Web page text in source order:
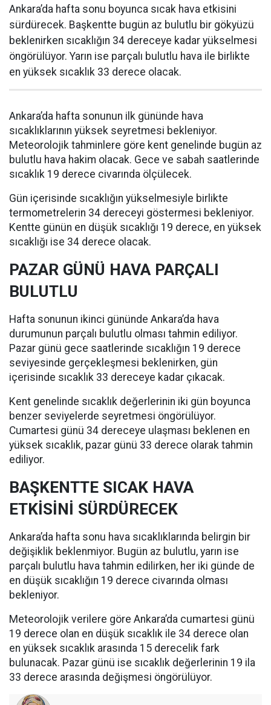
Ankara’da hafta sonu boyunca sıcak hava etkisini
sürdürecek. Başkentte bugün az bulutlu bir gökyüzü
beklenirken sıcaklığın 34 dereceye kadar yükselmesi
öngörülüyor. Yarın ise parçalı bulutlu hava ile birlikte
en yüksek sıcaklık 33 derece olacak.
Ankara’da hafta sonunun ilk gününde hava
sıcaklıklarının yüksek seyretmesi bekleniyor.
Meteorolojik tahminlere göre kent genelinde bugün az
bulutlu hava hakim olacak. Gece ve sabah saatlerinde
sıcaklık 19 derece civarında ölçülecek.
Gün içerisinde sıcaklığın yükselmesiyle birlikte
termometrelerin 34 dereceyi göstermesi bekleniyor.
Kentte günün en düşük sıcaklığı 19 derece, en yüksek
sıcaklığı ise 34 derece olacak.
PAZAR GÜNÜ HAVA PARÇALI
BULUTLU
Hafta sonunun ikinci gününde Ankara’da hava
durumunun parçalı bulutlu olması tahmin ediliyor.
Pazar günü gece saatlerinde sıcaklığın 19 derece
seviyesinde gerçekleşmesi beklenirken, gün
içerisinde sıcaklık 33 dereceye kadar çıkacak.
Kent genelinde sıcaklık değerlerinin iki gün boyunca
benzer seviyelerde seyretmesi öngörülüyor.
Cumartesi günü 34 dereceye ulaşması beklenen en
yüksek sıcaklık, pazar günü 33 derece olarak tahmin
ediliyor.
BAŞKENTTE SICAK HAVA
ETKİSİNİ SÜRDÜRECEK
Ankara’da hafta sonu hava sıcaklıklarında belirgin bir
değişiklik beklenmiyor. Bugün az bulutlu, yarın ise
parçalı bulutlu hava tahmin edilirken, her iki günde de
en düşük sıcaklığın 19 derece civarında olması
bekleniyor.
Meteorolojik verilere göre Ankara’da cumartesi günü
19 derece olan en düşük sıcaklık ile 34 derece olan
en yüksek sıcaklık arasında 15 derecelik fark
bulunacak. Pazar günü ise sıcaklık değerlerinin 19 ila
33 derece arasında değişmesi öngörülüyor.